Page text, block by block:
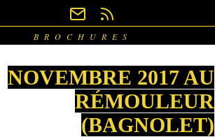
BROCHURES
NOVEMBRE 2017 AU
RÉMOULEUR
(BAGNOLET)